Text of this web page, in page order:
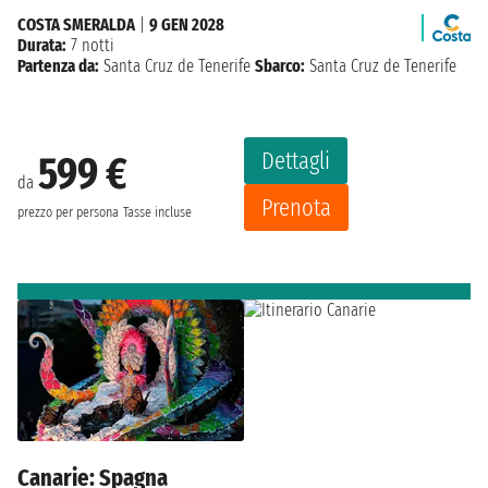
da 599 €
prezzo per persona Tasse incluse
Dettagli
Prenota
COSTA SMERALDA| 9 GEN 2028
Durata: 7 notti
Partenza da: Santa Cruz de Tenerife Sbarco: Santa Cruz de Tenerife
Canarie: Spagna